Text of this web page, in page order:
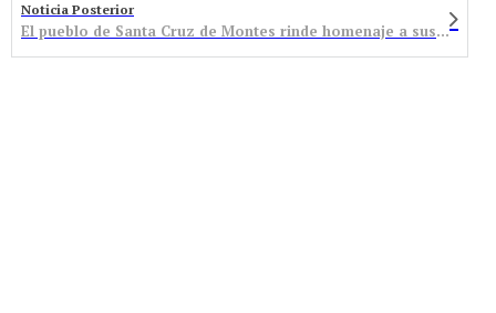
Noticia Posterior
El pueblo de Santa Cruz de Montes rinde homenaje a sus mineros en Santa Bárbara